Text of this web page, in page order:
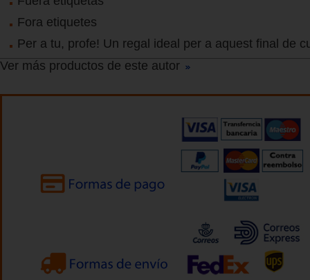
Fora etiquetes
Per a tu, profe! Un regal ideal per a aquest final de
Ver más productos de este autor